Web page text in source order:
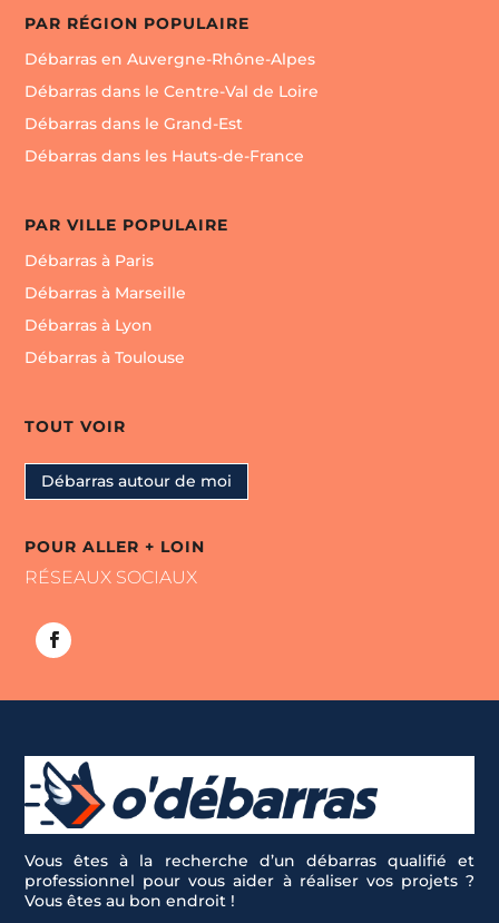
PAR RÉGION POPULAIRE
Débarras en Auvergne-Rhône-Alpes
Débarras dans le Centre-Val de Loire
Débarras dans le Grand-Est
Débarras dans les Hauts-de-France
PAR VILLE POPULAIRE
Débarras à Paris
Débarras à Marseille
Débarras à Lyon
Débarras à Toulouse
TOUT VOIR
Débarras autour de moi
POUR ALLER + LOIN
RÉSEAUX SOCIAUX
Vous êtes à la recherche d’un débarras qualifié et
professionnel pour vous aider à réaliser vos projets ?
Vous êtes au bon endroit !